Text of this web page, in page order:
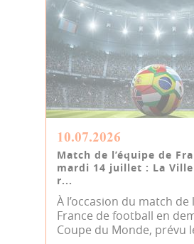
10.07.2026
Match de l’équipe de
mardi 14 juillet : La
r...
À l’occasion du match de
France de football en
Coupe du Monde, prévu